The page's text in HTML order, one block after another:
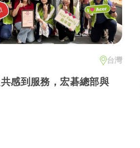
台灣
感到服務，宏碁總部與